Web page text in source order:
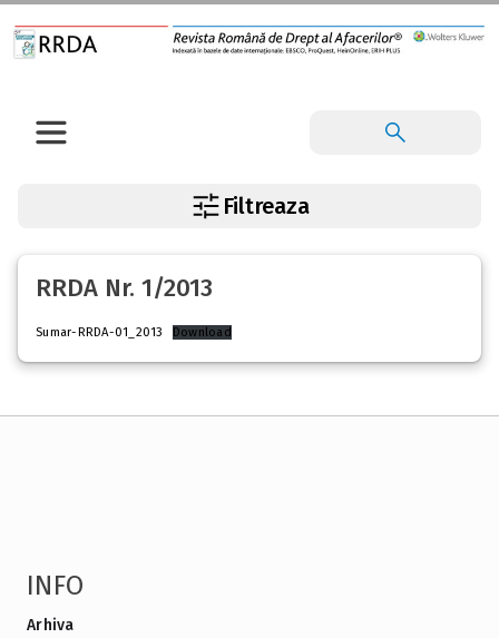
Filtreaza
RRDA Nr. 1/2013
Sumar-RRDA-01_2013 Download
INFO
Arhiva